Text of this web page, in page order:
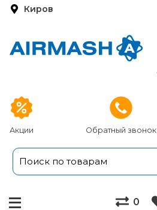
Киров
Акции Обратный звонок
0